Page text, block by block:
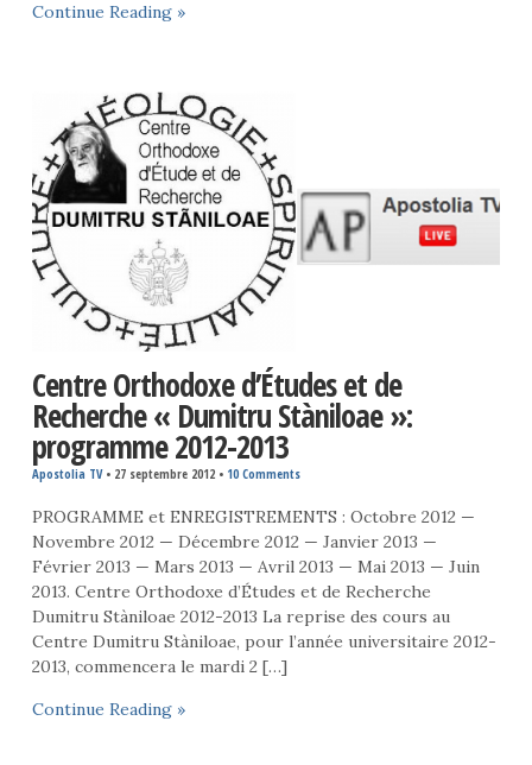
Continue Reading »
Centre Orthodoxe d’Études et de
Recherche « Dumitru Stàniloae »:
programme 2012-2013
Apostolia TV• 27 septembre 2012• 10 Comments
PROGRAMME et ENREGISTREMENTS : Octobre 2012 —
Novembre 2012 — Décembre 2012 — Janvier 2013 —
Février 2013 — Mars 2013 — Avril 2013 — Mai 2013 — Juin
2013. Centre Orthodoxe d’Études et de Recherche
Dumitru Stàniloae 2012-2013 La reprise des cours au
Centre Dumitru Stàniloae, pour l’année universitaire 2012-
2013, commencera le mardi 2 […]
Continue Reading »